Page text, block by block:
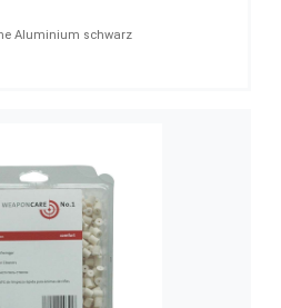
Aluminium schwarz